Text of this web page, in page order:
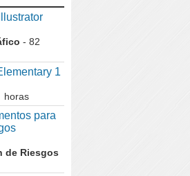
- 82
1
horas
para
de Riesgos